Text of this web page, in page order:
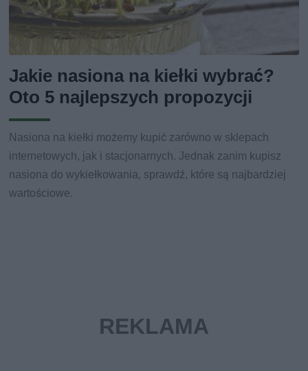
Jakie nasiona na kiełki wybrać?
Oto 5 najlepszych propozycji
Nasiona na kiełki możemy kupić zarówno w sklepach
internetowych, jak i stacjonarnych. Jednak zanim kupisz
nasiona do wykiełkowania, sprawdź, które są najbardziej
wartościowe.